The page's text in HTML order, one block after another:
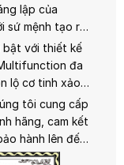
lập của
sứ mệnh tạo ra
trọng, bền
giữa truyền
và công nghệ
chinh phục trái
trên toàn cầu.
bật với thiết kế
đa
lộ cơ tinh xảo,
bóng tối.
và
bảo độ chính
cùng khả
tôi cung cấp
hãng, cam kết
hành lên đến
tận tâm.